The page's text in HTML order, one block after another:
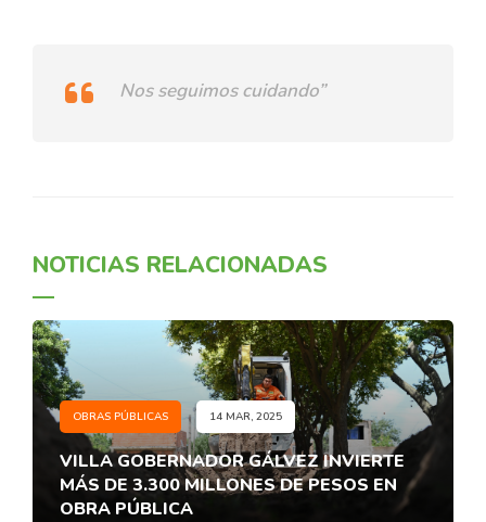
Nos seguimos cuidando”
NOTICIAS RELACIONADAS
OBRAS PÚBLICAS 14 MAR, 2025
VILLA GOBERNADOR GÁLVEZ INVIERTE
MÁS DE 3.300 MILLONES DE PESOS EN
OBRA PÚBLICA